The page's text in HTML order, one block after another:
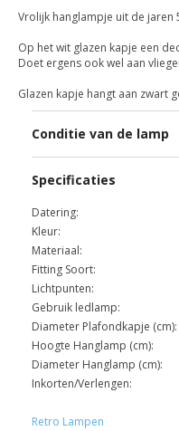
Vrolijk hanglampje uit de jaren
Op het wit glazen kapje een
Doet ergens ook wel aan
Glazen kapje hangt aan zwart
Conditie van de lamp
Specificaties
Datering:
Kleur:
Materiaal:
Fitting Soort:
Lichtpunten:
Gebruik ledlamp:
Diameter Plafondkapje (cm):
Hoogte Hanglamp (cm):
Diameter Hanglamp (cm):
Inkorten/Verlengen:
Retro Lampen